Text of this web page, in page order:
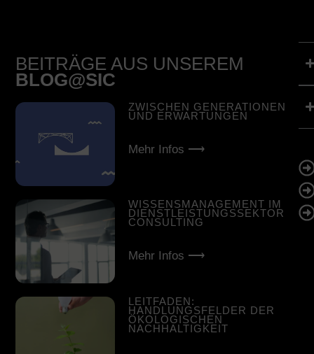
BEITRÄGE AUS UNSEREM
BLOG@SIC
ZWISCHEN GENERATIONEN
UND ERWARTUNGEN
Mehr Infos ⟶
WISSENSMANAGEMENT IM
DIENSTLEISTUNGSSEKTOR
CONSULTING
Mehr Infos ⟶
LEITFADEN:
HANDLUNGSFELDER DER
ÖKOLOGISCHEN
NACHHALTIGKEIT